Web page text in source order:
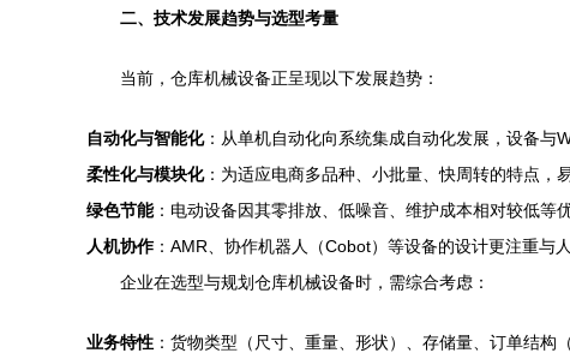
二、技术发展趋势与选型考量
当前，仓库机械设备正呈现以下发展趋势：
自动化与智能化：从单机自动化向系统集成自动化发展，设备与
柔性化与模块化：为适应电商多品种、小批量、快周转的特点，
绿色节能：电动设备因其零排放、低噪音、维护成本相对较低等
人机协作：AMR、协作机器人（Cobot）等设备的设计更注重与
企业在选型与规划仓库机械设备时，需综合考虑：
业务特性 ：货物类型（尺寸、重量、形状）、存储量、订单结构